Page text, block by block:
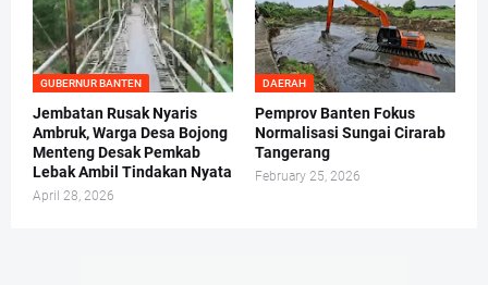
GUBERNUR BANTEN
Jembatan Rusak Nyaris
Ambruk, Warga Desa Bojong
Menteng Desak Pemkab
Lebak Ambil Tindakan Nyata
April 28, 2026
DAERAH
Pemprov Banten Fokus
Normalisasi Sungai Cirarab
Tangerang
February 25, 2026